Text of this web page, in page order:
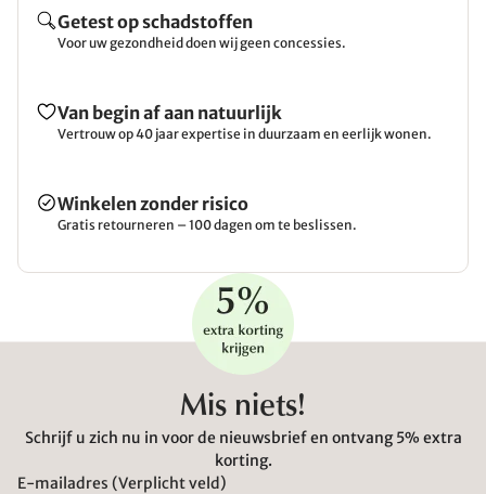
Getest op schadstoffen
Voor uw gezondheid doen wij geen concessies.
Van begin af aan natuurlijk
Vertrouw op 40 jaar expertise in duurzaam en eerlijk wonen.
Winkelen zonder risico
Gratis retourneren – 100 dagen om te beslissen.
Mis niets!
Schrijf u zich nu in voor de nieuwsbrief en ontvang 5% extra
korting.
E-mailadres (Verplicht veld)